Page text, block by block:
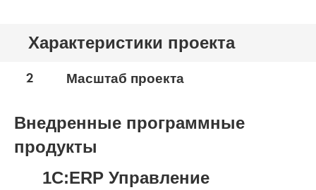
Характеристики проекта
2 Масштаб проекта
Внедренные программные
продукты
1С:ERP Управление